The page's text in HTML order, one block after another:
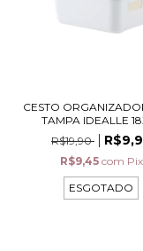
CESTO
TAMPA IDEALLE
R$19,90
R$9,45 com Pix
ESGOTADO